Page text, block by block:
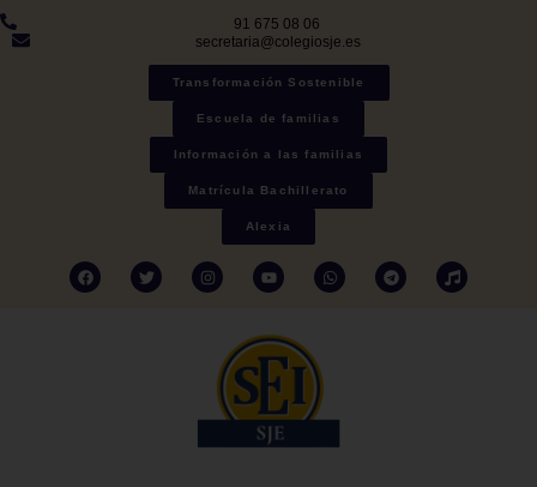
91 675 08 06
secretaria@colegiosje.es
Transformación Sostenible
Escuela de familias
Información a las familias
Matrícula Bachillerato
Alexia